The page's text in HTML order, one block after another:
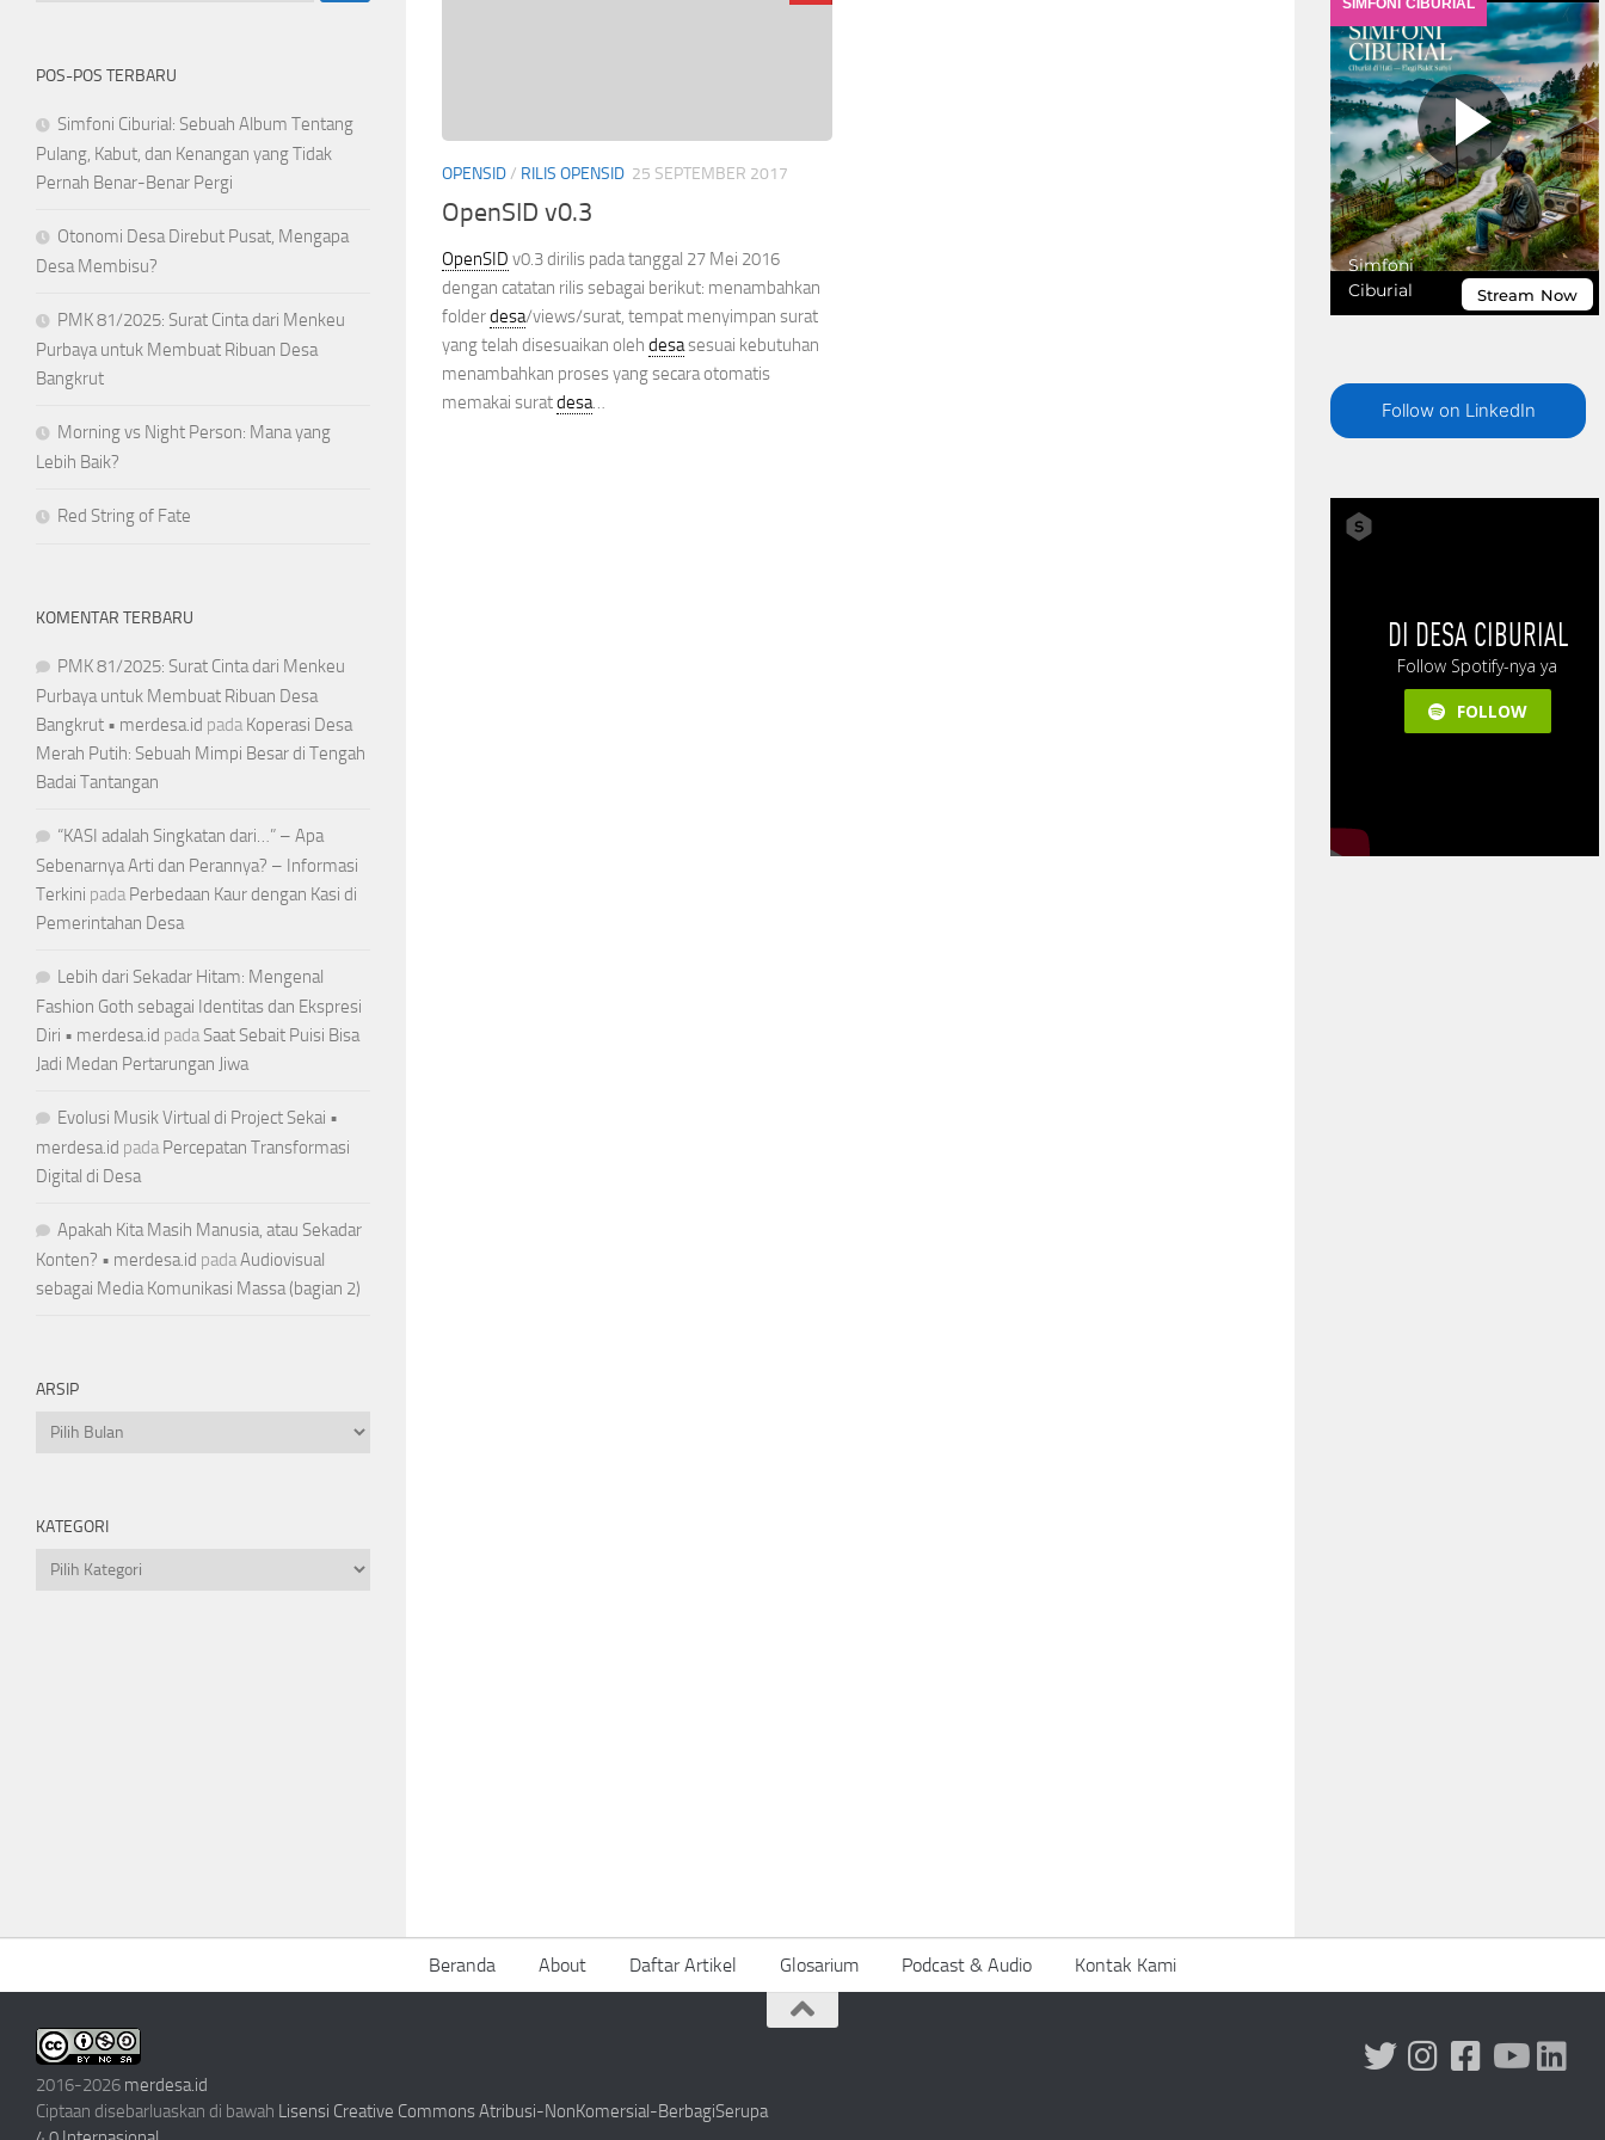
OPENSID/ RILIS OPENSID 25 SEPTEMBER 2017
OpenSID v0.3
OpenSID v0.3 dirilis pada tanggal 27 Mei 2016
dengan catatan rilis sebagai berikut: menambahkan
folderdesa/views/surat, tempat menyimpan surat
yang telah disesuaikan oleh desasesuai kebutuhan
menambahkan proses yang secara otomatis
memakai suratdesa…
POS-POS TERBARU
Simfoni Ciburial: Sebuah Album Tentang
Pulang, Kabut, dan Kenangan yang Tidak
Pernah Benar-Benar Pergi
Otonomi Desa Direbut Pusat, Mengapa
Desa Membisu?
PMK 81/2025: Surat Cinta dari Menkeu
Purbaya untuk Membuat Ribuan Desa
Bangkrut
Morning vs Night Person: Mana yang
Lebih Baik?
Red String of Fate
KOMENTAR TERBARU
PMK 81/2025: Surat Cinta dari Menkeu
Purbaya untuk Membuat Ribuan Desa
Bangkrut • merdesa.id pada Koperasi Desa
Merah Putih: Sebuah Mimpi Besar di Tengah
Badai Tantangan
“KASI adalah Singkatan dari…” – Apa
Sebenarnya Arti dan Perannya? – Informasi
Terkini pada Perbedaan Kaur dengan Kasi di
Pemerintahan Desa
Lebih dari Sekadar Hitam: Mengenal
Fashion Goth sebagai Identitas dan Ekspresi
Diri • merdesa.id pada Saat Sebait Puisi Bisa
Jadi Medan Pertarungan Jiwa
Evolusi Musik Virtual di Project Sekai •
merdesa.id pada Percepatan Transformasi
Digital di Desa
Apakah Kita Masih Manusia, atau Sekadar
Konten? • merdesa.id padaAudiovisual
sebagai Media Komunikasi Massa (bagian 2)
ARSIP
Arsip
KATEGORI
Kategori
Follow on LinkedIn
Beranda About Daftar Artikel Glosarium Podcast & Audio Kontak Kami
2016-2026 merdesa.id
Ciptaan disebarluaskan di bawah Lisensi Creative Commons Atribusi-NonKomersial-BerbagiSerupa